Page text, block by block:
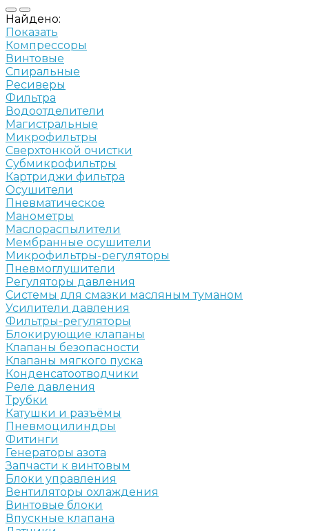
Найдено:
Показать
Компрессоры
Винтовые
Спиральные
Ресиверы
Фильтра
Водоотделители
Магистральные
Микрофильтры
Сверхтонкой очистки
Субмикрофильтры
Картриджи фильтра
Осушители
Пневматическое
Манометры
Маслораспылители
Мембранные осушители
Микрофильтры-регуляторы
Пневмоглушители
Регуляторы давления
Системы для смазки масляным туманом
Усилители давления
Фильтры-регуляторы
Блокирующие клапаны
Клапаны безопасности
Клапаны мягкого пуска
Конденсатоотводчики
Реле давления
Трубки
Катушки и разъёмы
Пневмоцилиндры
Фитинги
Генераторы азота
Запчасти к винтовым
Блоки управления
Вентиляторы охлаждения
Винтовые блоки
Впускные клапана